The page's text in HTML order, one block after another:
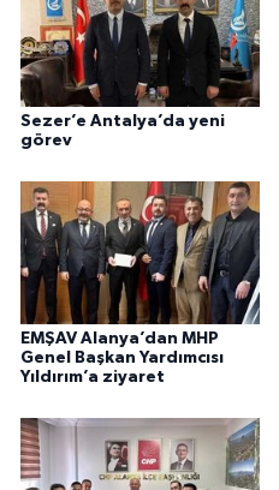
Sezer’e Antalya’da yeni
görev
EMŞAV Alanya’dan MHP
Genel Başkan Yardımcısı
Yıldırım’a ziyaret